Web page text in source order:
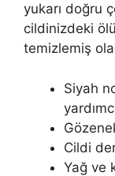
yukarı doğru
cildinizdeki
temizlemiş
Siyah
Cildi
Yağ ve